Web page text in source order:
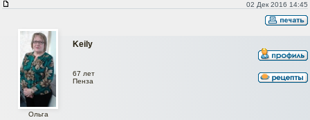
02 Дек 2016 14:45
Keily
Ольга
67 лет
Пенза